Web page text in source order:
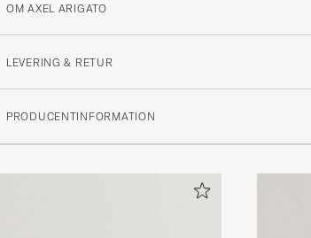
4.3
(37)
OM AXEL ARIGATO
LEVERING & RETUR
PRODUCENTINFORMATION